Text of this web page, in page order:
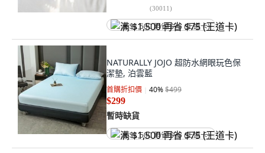
(30011)
满 $1,500 再省 $75 (王道卡)
NATURALLY JOJO 超防水網眼玩色保
潔墊, 泊雲藍
首購折扣價 40%$499
$299
暫時缺貨
满 $1,500 再省 $75 (王道卡)